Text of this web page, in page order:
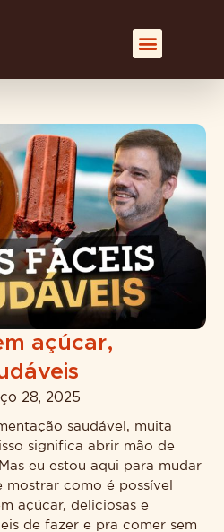
açúcar,
28, 2025
saudável, muita
significa abrir mão de
eu estou aqui para mudar
mostrar como é possível
açúcar, deliciosas e
de fazer e pra comer sem